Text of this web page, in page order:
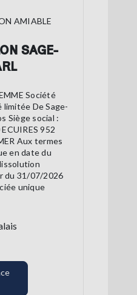
AMIABLE
SAGE-
Société
De Sage-
Siège social :
952
Aux termes
en date du
du 31/07/2026
unique